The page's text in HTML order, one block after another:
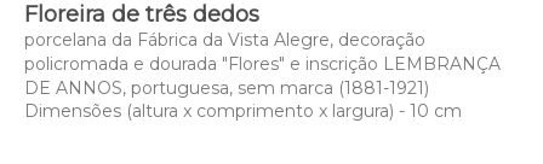
Floreira de três dedos
porcelana da Fábrica da Vista Alegre, decoração
policromada e dourada "Flores" e inscrição LEMBRANÇA
DE ANNOS, portuguesa, sem marca (1881-1921)
Dimensões (altura x comprimento x largura) - 10 cm